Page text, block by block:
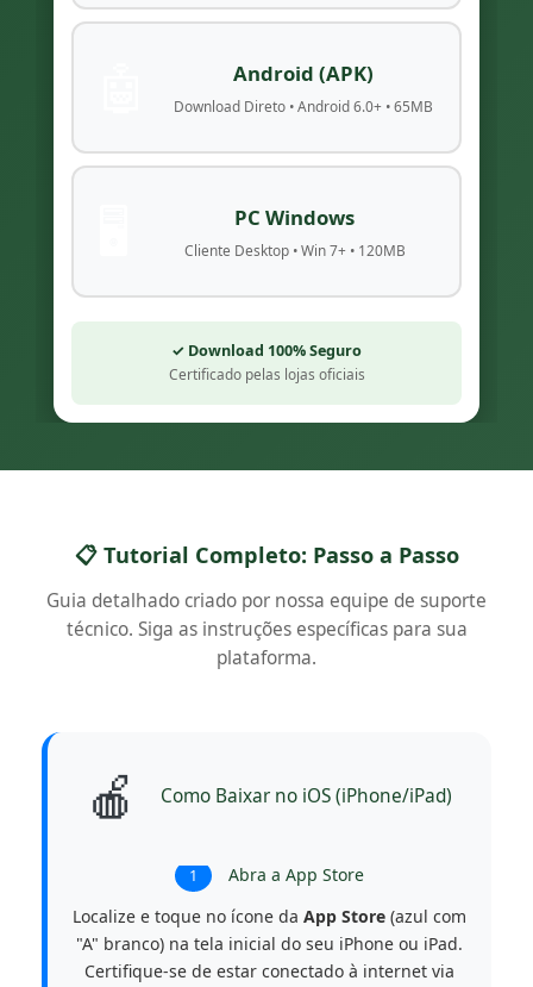
Android (APK)
Download Direto • Android 6.0+ • 65MB
PC Windows
Cliente Desktop • Win 7+ • 120MB
✓ Download 100% Seguro
Certificado pelas lojas oficiais
📋 Tutorial Completo: Passo a Passo
Guia detalhado criado por nossa equipe de suporte
técnico. Siga as instruções específicas para sua
plataforma.
🍎 Como Baixar no iOS (iPhone/iPad)
1
Abra a App Store
Localize e toque no ícone da App Store (azul com
"A" branco) na tela inicial do seu iPhone ou iPad.
Certifique-se de estar conectado à internet via